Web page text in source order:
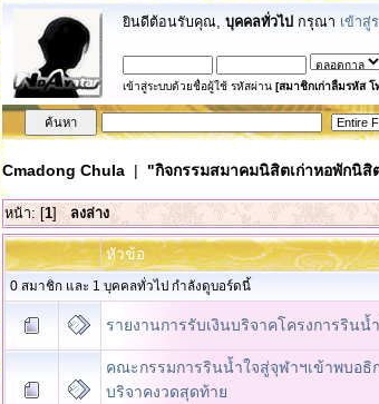
ยินดีต้อนรับคุณ, บุคคลทั่วไป กรุณา เข้าสู่
เข้าสู่ระบบด้วยชื่อผู้ใช้ รหัสผ่าน [สมาชิกเก่าลืมรหัส โ
Cmadong Chula| "กิจกรรมสมาคมนิสิตเก่าหอพักนิ
หน้า: [1]ลงล่าง
หัวข้อ
0 สมาชิก และ 1 บุคคลทั่วไป กำลังดูบอร์ดนี้
รายงานการรับเงินบริจาคโครงการรินน้
คณะกรรมการรินน้ำใจสู่จุฬาฯเข้าพบอธิ
บริจาคงวดสุดท้าย